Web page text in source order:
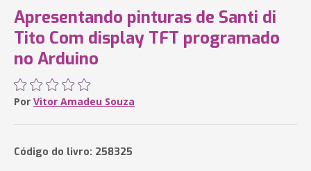
Apresentando pinturas de Santi di
Tito Com display TFT programado
no Arduino
Por Vitor Amadeu Souza
Código do livro: 258325